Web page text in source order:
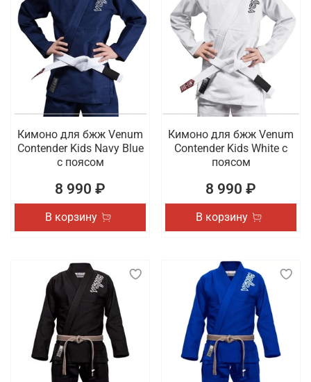
Кимоно для бжж Venum
Contender Kids Navy Blue
с поясом
8 990 ₽
В корзину
Кимоно для бжж Venum
Contender Kids White с
поясом
8 990 ₽
В корзину